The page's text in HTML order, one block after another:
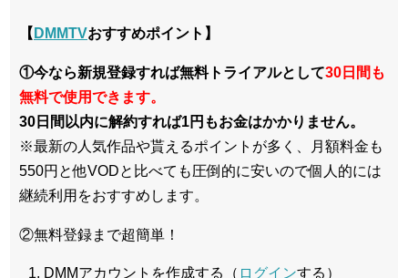
【 DMMTVおすすめポイント】
①今なら新規登録すれば無料トライアルとして30日間も
無料で使用できます。
30日間以内に解約すれば1円もお金はかかりません。
※最新の人気作品や貰えるポイントが多く、月額料金も
550円と他VODと比べても圧倒的に安いので個人的には
継続利用をおすすめします。
②無料登録まで超簡単！
DMMアカウントを作成する（ ログインする）